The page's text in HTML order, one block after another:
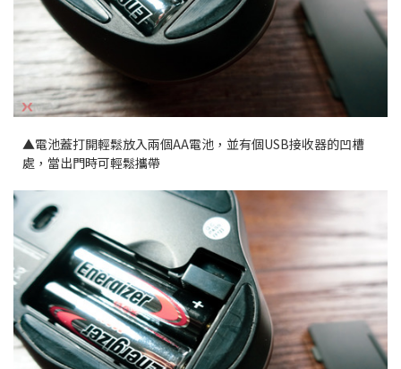
▲電池蓋打開輕鬆放入兩個AA電池，並有個USB接收器的凹槽
處，當出門時可輕鬆攜帶